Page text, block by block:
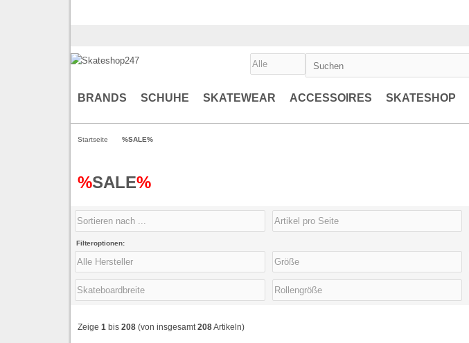
BRANDS SCHUHE SKATEWEAR ACCESSOIRES SKATESHOP
Startseite %SALE%
%SALE%
Filteroptionen:
Zeige 1 bis 208 (von insgesamt208Artikeln)